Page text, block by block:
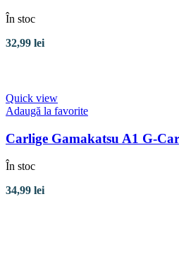
În stoc
32,99 lei
Quick view
Adaugă la favorite
Carlige Gamakatsu A1 G-
În stoc
34,99 lei